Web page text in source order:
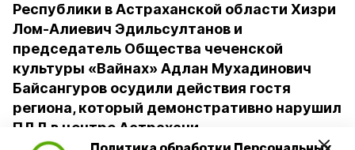
Республики в Астраханской области Хизри
Лом-Алиевич Эдильсултанов и
председатель Общества чеченской
культуры «Вайнах» Адлан Мухадинович
Байсангуров осудили действия гостя
региона, который демонстративно нарушил
ПДД в центре Астрахани